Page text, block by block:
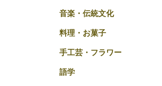
音楽・伝統文化
料理・お菓子
手工芸・フラワー
語学